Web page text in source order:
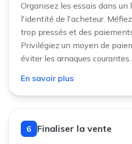
Organisez les essais dans
l'identité de l'acheteur.
trop pressés et des
Privilégiez un moyen de
éviter les arnaques courantes.
En savoir plus
6 Finaliser la vente